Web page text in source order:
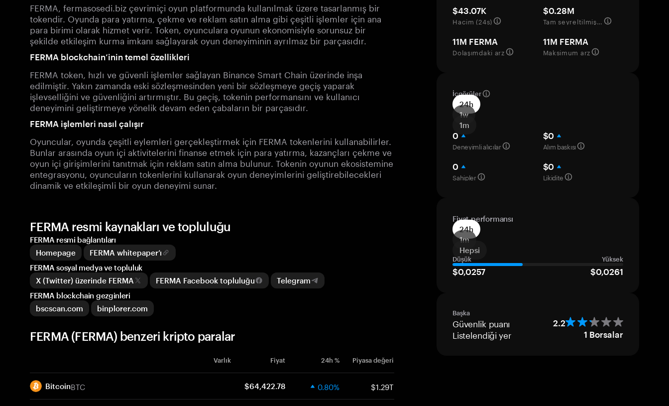
FERMA, fermasosedi.biz çevrimiçi oyun platformunda kullanılmak üzere tasarlanmış bir
tokendir. Oyunda para yatırma, çekme ve reklam satın alma gibi çeşitli işlemler için ana
para birimi olarak hizmet verir. Token, oyunculara oyunun ekonomisiyle sorunsuz bir
şekilde etkileşim kurma imkanı sağlayarak oyun deneyiminin ayrılmaz bir parçasıdır.
FERMA blockchain’inin temel özellikleri
FERMA token, hızlı ve güvenli işlemler sağlayan Binance Smart Chain üzerinde inşa
edilmiştir. Yakın zamanda eski sözleşmesinden yeni bir sözleşmeye geçiş yaparak
işlevselliğini ve güvenliğini artırmıştır. Bu geçiş, tokenin performansını ve kullanıcı
deneyimini geliştirmeye yönelik devam eden çabaların bir parçasıdır.
FERMA işlemleri nasıl çalışır
Oyuncular, oyunda çeşitli eylemleri gerçekleştirmek için FERMA tokenlerini kullanabilirler.
Bunlar arasında oyun içi aktivitelerini finanse etmek için para yatırma, kazançları çekme ve
oyun içi girişimlerini tanıtmak için reklam satın alma bulunur. Tokenin oyunun ekosistemine
entegrasyonu, oyuncuların tokenlerini kullanarak oyun deneyimlerini geliştirebilecekleri
dinamik ve etkileşimli bir oyun deneyimi sunar.
$43.07K
Hacim (24s)
$0.28M
Tam seyreltilmiş değerleme
11M FERMA
Dolaşımdaki arz
11M FERMA
Maksimum arz
İçgörüler
24h
1w
1m
0
Deneyimli alıcılar
$0
Alım baskısı
0
Sahipler
$0
Likidite
Fiyat performansı
24h
1m
Hepsi
Düşük Yüksek
$0,0257 $0,0261
Başka
Güvenlik puanı 2.2
Listelendiği yer 1 Borsalar
FERMA resmi kaynakları ve topluluğu
FERMA resmi bağlantıları
Homepage
FERMA whitepaper’ı
FERMA sosyal medya ve topluluk
X (Twitter) üzerinde FERMA
FERMA Facebook topluluğu
Telegram
FERMA blockchain gezginleri
bscscan.com
binplorer.com
FERMA (FERMA) benzeri kripto paralar
Varlık Fiyat 24h % Piyasa değeri
BitcoinBTC $64,422.78 0.80% $1.29T